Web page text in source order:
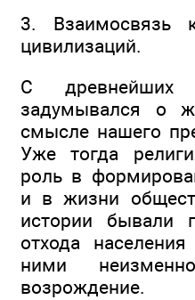
3. Взаимосвязь
цивилизаций.
С древнейших
задумывался о
смысле нашего
Уже тогда
роль в
и в жизни
истории бывали
отхода
ними
возрождение.